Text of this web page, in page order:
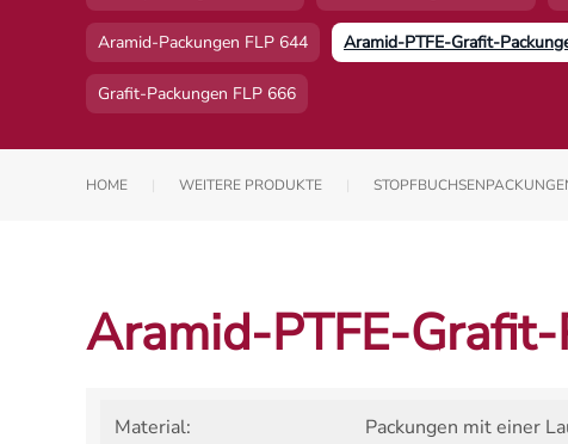
Aramid-Packungen FLP 644 Aramid-PTFE-Grafit-
Grafit-Packungen FLP 666
HOME WEITERE PRODUKTE
Aramid-PTFE-
Material: Packungen mit einer